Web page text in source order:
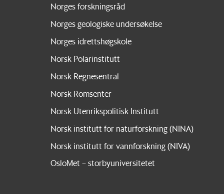
Norges forskningsråd
Norges geologiske undersøkelse
Norges idrettshøgskole
Norsk Polarinstitutt
Norsk Regnesentral
Norsk Romsenter
Norsk Utenrikspolitisk Institutt
Norsk institutt for naturforskning (NINA)
Norsk institutt for vannforskning (NIVA)
OsloMet – storbyuniversitetet